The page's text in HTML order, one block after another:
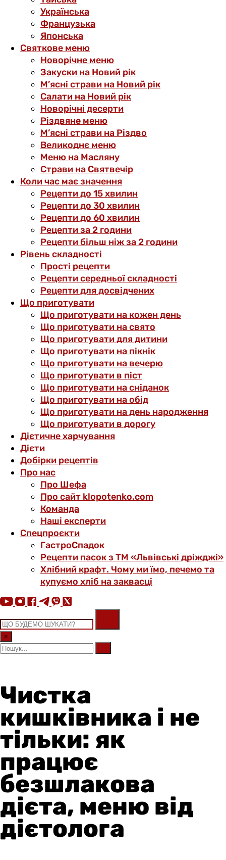
Українська
Французька
Японська
Святкове меню
Новорічне меню
Закуски на Новий рік
М’ясні страви на Новий рік
Салати на Новий рік
Новорічні десерти
Різдвяне меню
М’ясні страви на Різдво
Великоднє меню
Меню на Масляну
Страви на Святвечір
Коли час має значення
Рецепти до 15 хвилин
Рецепти до 30 хвилин
Рецепти до 60 хвилин
Рецепти за 2 години
Рецепти більш ніж за 2 години
Рівень складності
Прості рецепти
Рецепти середньої складності
Рецепти для досвідчених
Що приготувати
Що приготувати на кожен день
Що приготувати на свято
Що приготувати для дитини
Що приготувати на пікнік
Що приготувати на вечерю
Що приготувати в піст
Що приготувати на сніданок
Що приготувати на обід
Що приготувати на день народження
Що приготувати в дорогу
Дієтичне харчування
Дієти
Добірки рецептів
Про нас
Про Шефа
Про сайт klopotenko.com
Команда
Наші експерти
Спецпроєкти
ГастроСпадок
Рецепти пасок з ТМ «Львівські дріжджі»
Хлібний крафт. Чому ми їмо, печемо та
купуємо хліб на заквасці
×
Чистка
кишківника і не
тільки: як
працює
безшлакова
дієта, меню від
дієтолога